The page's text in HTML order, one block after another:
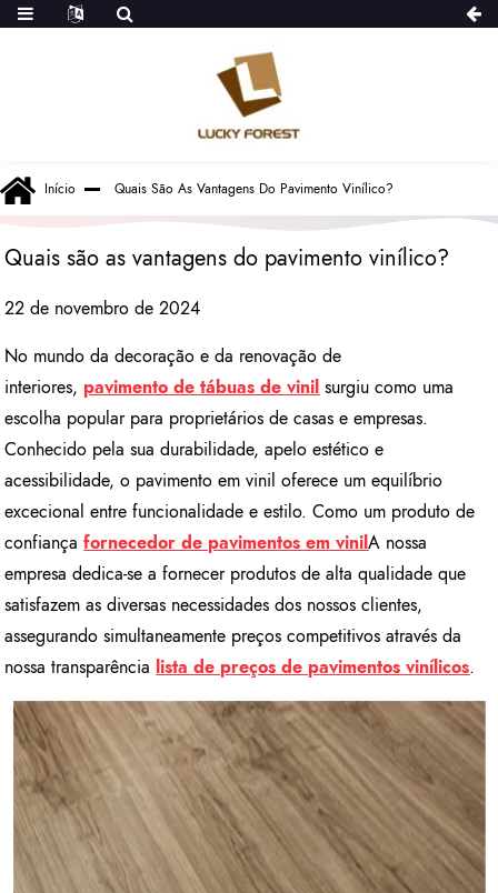
Início Quais São As Vantagens Do Pavimento Vinílico?
Quais são as vantagens do pavimento vinílico?
22 de novembro de 2024
No mundo da decoração e da renovação de
interiores, pavimento de tábuas de vinil surgiu como uma
escolha popular para proprietários de casas e empresas.
Conhecido pela sua durabilidade, apelo estético e
acessibilidade, o pavimento em vinil oferece um equilíbrio
excecional entre funcionalidade e estilo. Como um produto de
confiançafornecedor de pavimentos em vinilA nossa
empresa dedica-se a fornecer produtos de alta qualidade que
satisfazem as diversas necessidades dos nossos clientes,
assegurando simultaneamente preços competitivos através da
nossa transparência lista de preços de pavimentos vinílicos.